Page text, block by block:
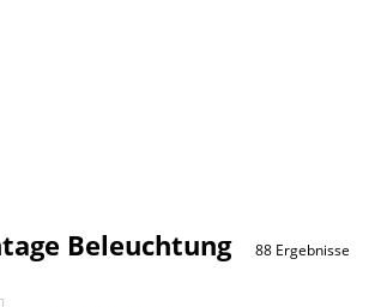
Beleuchtung 88 Ergebnisse